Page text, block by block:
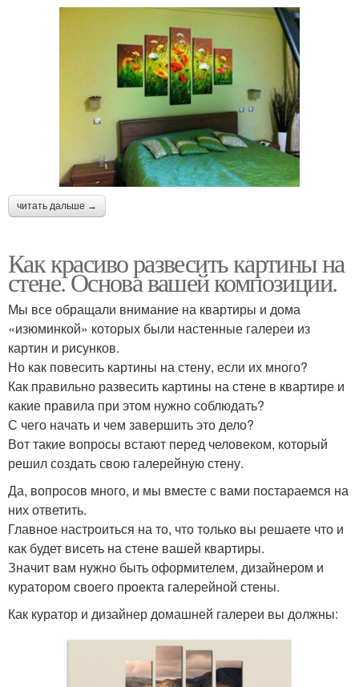
читать дальше →
Как красиво развесить картины на
стене. Основа вашей композиции.
Мы все обращали внимание на квартиры и дома
«изюминкой» которых были настенные галереи из
картин и рисунков.
Но как повесить картины на стену, если их много?
Как правильно развесить картины на стене в квартире и
какие правила при этом нужно соблюдать?
С чего начать и чем завершить это дело?
Вот такие вопросы встают перед человеком, который
решил создать свою галерейную стену.
Да, вопросов много, и мы вместе с вами постараемся на
них ответить.
Главное настроиться на то, что только вы решаете что и
как будет висеть на стене вашей квартиры.
Значит вам нужно быть оформителем, дизайнером и
куратором своего проекта галерейной стены.
Как куратор и дизайнер домашней галереи вы должны: